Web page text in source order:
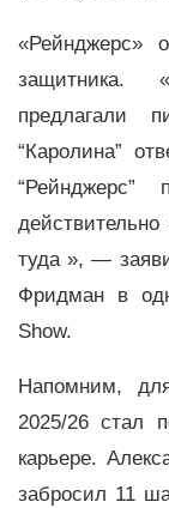
«Рейнджерс»
защитника.
предлагали
“Каролина”
туда », —
Фридман в
Show.
Напомним,
2025/26 стал
карьере.
забросил 11